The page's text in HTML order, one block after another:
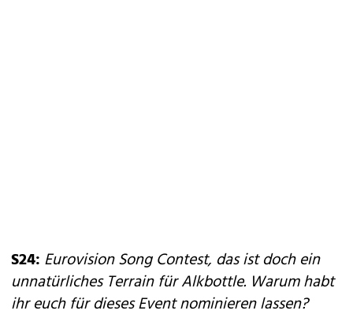
S24: Eurovision Song Contest, das ist doch ein
unnatürliches Terrain für Alkbottle. Warum habt
ihr euch für dieses Event nominieren lassen?